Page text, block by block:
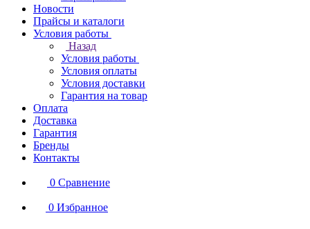
Новости
Прайсы и каталоги
Условия работы
Назад
Условия работы
Условия оплаты
Условия доставки
Гарантия на товар
Оплата
Доставка
Гарантия
Бренды
Контакты
0 Сравнение
0 Избранное